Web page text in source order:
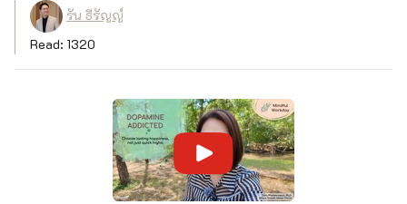
รัน ธีรัญญ์
Read: 1320